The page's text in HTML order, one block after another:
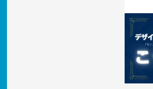
「セ
イン